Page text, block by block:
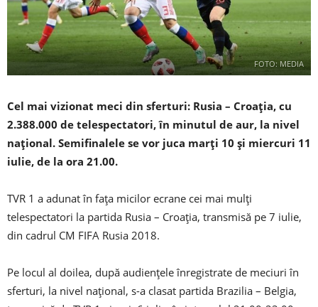
FOTO: MEDIA
Cel mai vizionat meci din sferturi: Rusia – Croaţia, cu
2.388.000 de telespectatori, în minutul de aur, la nivel
naţional. Semifinalele se vor juca marţi 10 şi miercuri 11
iulie, de la ora 21.00.
TVR 1 a adunat în faţa micilor ecrane cei mai mulţi
telespectatori la partida Rusia – Croaţia, transmisă pe 7 iulie,
din cadrul CM FIFA Rusia 2018.
Pe locul al doilea, după audienţele înregistrate de meciuri în
sferturi, la nivel naţional, s-a clasat partida Brazilia – Belgia,